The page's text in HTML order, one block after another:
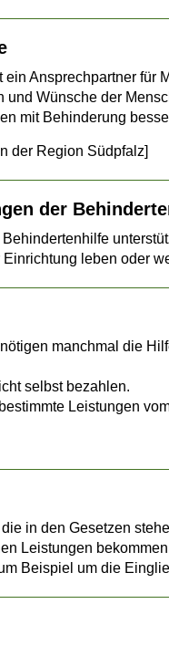
Ansprechpartner für
und Wünsche der
mit Behinderung
der Region Südpfalz]
der
leben oder
manchmal die
selbst bezahlen.
Leistungen
in den Gesetzen
Leistungen
Beispiel um die